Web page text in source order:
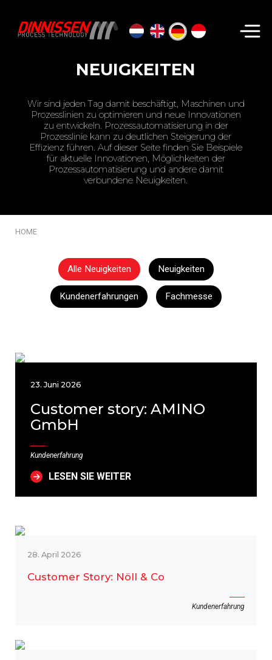
NEUIGKEITEN
Wir sind jeden Tag damit beschäftigt, Maschinen und
Prozesslinien zu optimieren und neue Innovationen
zu entwickeln. Prozessautomatisierung in der
Prozesslinie kann zu deutlichen Steigerung der
Effizienz führen. Auf dieser Seite finden Sie Beispiele
für aktuelle Innovationen, Möglichkeiten der
Prozessautomatisierung und andere damit
verbundene Neuigkeiten.
HOME
Alle Neuigkeiten Neuigkeiten
Kundenerfahrungen Fachmesse
23. Juni 2026
Customer story: AMINO
GmbH
Kundenerfahrung
LESEN SIE WEITER
28. April 2026
Customer Story: Nöll & Co
Kundenerfahrung